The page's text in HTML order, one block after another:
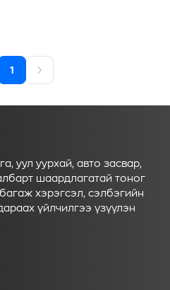
1
уул уурхай, авто засвар,
шаардлагатай тоног
хэрэгсэл, сэлбэгийн
үйлчилгээ үзүүлэн